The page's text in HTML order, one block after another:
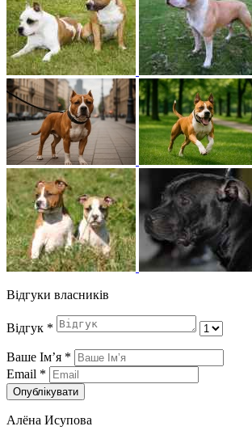
Відгуки власників
Відгук *
Ваше Імʼя *
Email *
Опублікувати
Алёна Исупова